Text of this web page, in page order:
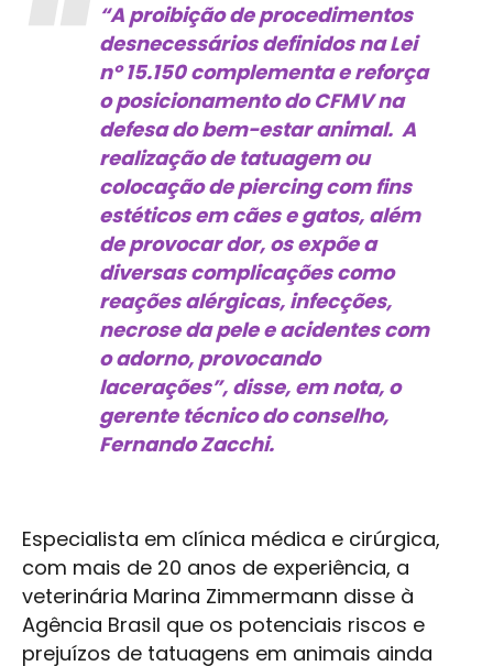
“A proibição de procedimentos
desnecessários definidos na Lei
nº 15.150 complementa e reforça
o posicionamento do CFMV na
defesa do bem-estar animal. A
realização de tatuagem ou
colocação de piercing com fins
estéticos em cães e gatos, além
de provocar dor, os expõe a
diversas complicações como
reações alérgicas, infecções,
necrose da pele e acidentes com
o adorno, provocando
lacerações”, disse, em nota, o
gerente técnico do conselho,
Fernando Zacchi.
Especialista em clínica médica e cirúrgica,
com mais de 20 anos de experiência, a
veterinária Marina Zimmermann disse à
Agência Brasil que os potenciais riscos e
prejuízos de tatuagens em animais ainda